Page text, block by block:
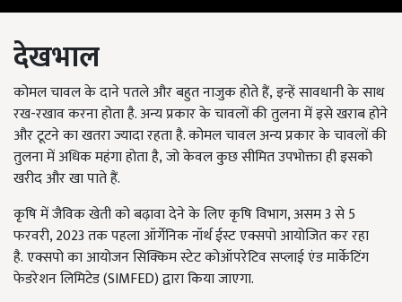
देखभाल
कोमल चावल के दाने पतले और बहुत नाजुक होते हैं,इन्हें सावधानी के साथ
रख-रखाव करना होता है. अन्य प्रकार के चावलों की तुलना में इसे खराब होने
और टूटने का खतरा ज्यादा रहता है. कोमल चावल अन्य प्रकार के चावलों की
तुलना में अधिक महंगा होता है,जो केवल कुछ सीमित उपभोक्ता ही इसको
खरीद और खा पाते हैं.
कृषि में जैविक खेती को बढ़ावा देने के लिए कृषि विभाग, असम 3 से 5
फरवरी, 2023 तक पहला ऑर्गेनिक नॉर्थ ईस्ट एक्सपो आयोजित कर रहा
है. एक्सपो का आयोजन सिक्किम स्टेट कोऑपरेटिव सप्लाई एंड मार्केटिंग
फेडरेशन लिमिटेड (SIMFED) द्वारा किया जाएगा.